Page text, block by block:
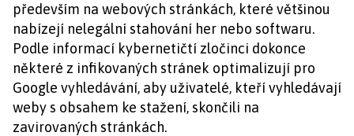
především na webových stránkách, které většinou
nabízejí nelegální stahování her nebo softwaru.
Podle informací kybernetičtí zločinci dokonce
některé z infikovaných stránek optimalizují pro
Google vyhledávání, aby uživatelé, kteří vyhledávají
weby s obsahem ke stažení, skončili na
zavirovaných stránkách.